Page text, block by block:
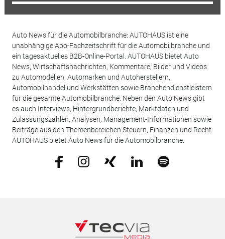
Auto News für die Automobilbranche: AUTOHAUS ist eine
unabhängige Abo-Fachzeitschrift für die Automobilbranche und
ein tagesaktuelles B2B-Online-Portal. AUTOHAUS bietet Auto
News, Wirtschaftsnachrichten, Kommentare, Bilder und Videos
zu Automodellen, Automarken und Autoherstellern,
Automobilhandel und Werkstätten sowie Branchendienstleistern
für die gesamte Automobilbranche. Neben den Auto News gibt
es auch Interviews, Hintergrundberichte, Marktdaten und
Zulassungszahlen, Analysen, Management-Informationen sowie
Beiträge aus den Themenbereichen Steuern, Finanzen und Recht.
AUTOHAUS bietet Auto News für die Automobilbranche.